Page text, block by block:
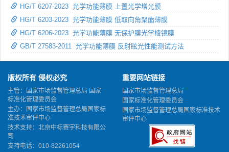
HG/T 6207-2023 光学功能薄膜 上置光学增光膜
HG/T 6203-2023 光学功能薄膜 低取向角聚酯薄膜
HG/T 6206-2023 光学功能薄膜 无保护膜光学棱镜膜
GB/T 27583-2011 光学功能薄膜 反射眩光性能测试方法
版权所有 侵权必究
主管：国家市场监督管理总局 国家
标准化管理委员会
主办：国家市场监督管理总局国家标
准技术审评中心
技术支持：北京中标赛宇科技有限公
司
支持电话：010-82261054
重要网站链接
国家市场监督管理总局
国家标准化管理委员会
国家市场监督管理总局国家标准技术
审评中心